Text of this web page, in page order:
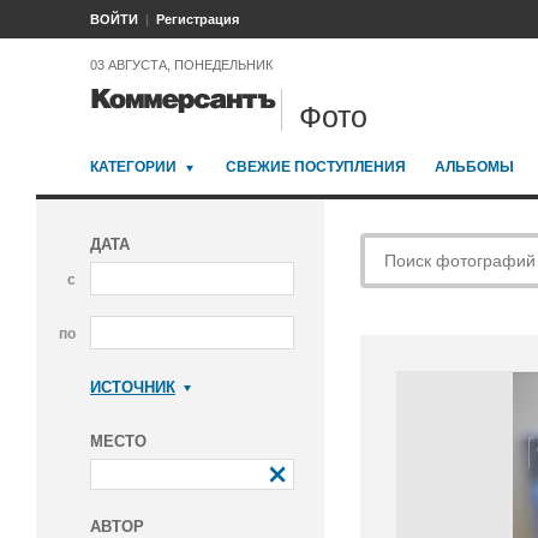
ВОЙТИ Регистрация
03 АВГУСТА, ПОНЕДЕЛЬНИК
Фото
КАТЕГОРИИ СВЕЖИЕ ПОСТУПЛЕНИЯ АЛЬБОМЫ
ДАТА
с
по
ИСТОЧНИК
МЕСТО
АВТОР